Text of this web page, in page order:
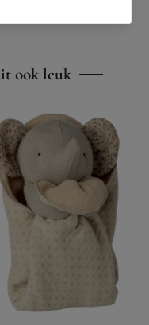
ook leuk